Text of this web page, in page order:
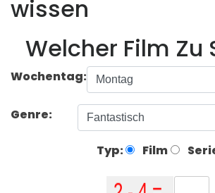
wissen
Welcher Film Zu
Wochentag:
Genre:
Typ: Film